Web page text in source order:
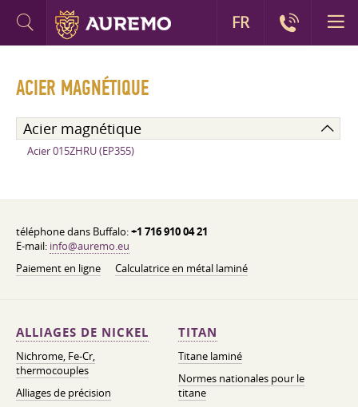
ACIER MAGNÉTIQUE
Acier magnétique
Acier 015ZHRU (EP355)
téléphone dans Buffalo:+1 716 910 04 21
E-mail: info@auremo.eu
Paiement en ligne
Calculatrice en métal laminé
ALLIAGES DE NICKEL
Nichrome, Fe-Cr,
thermocouples
Alliages de précision
TITAN
Titane laminé
Normes nationales pour le
titane
FR